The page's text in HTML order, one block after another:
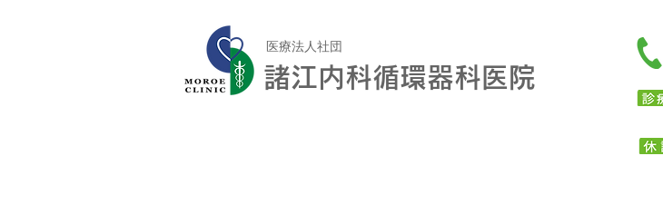
医療法人社団
諸江内科循環器科医院